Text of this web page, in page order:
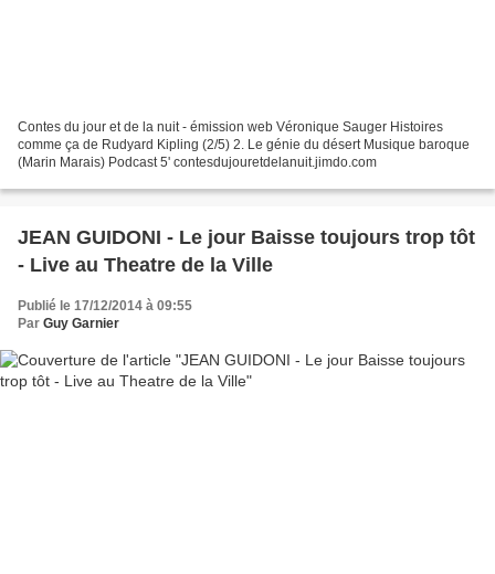
Contes du jour et de la nuit - émission web Véronique Sauger Histoires
comme ça de Rudyard Kipling (2/5) 2. Le génie du désert Musique baroque
(Marin Marais) Podcast 5' contesdujouretdelanuit.jimdo.com
JEAN GUIDONI - Le jour Baisse toujours trop tôt
- Live au Theatre de la Ville
Publié le 17/12/2014 à 09:55
Par Guy Garnier